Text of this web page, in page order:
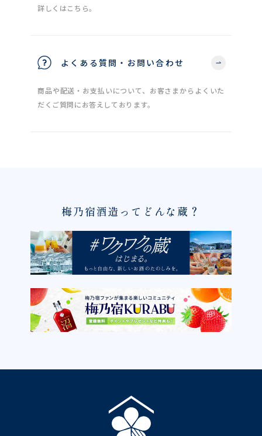
詳しくはこちら。
よくある質問・お問い合わせ
商品や配送・お支払いについて、お客さまからよくいた
だくご質問にお答えしております。
梅乃宿酒造ってどんな蔵？